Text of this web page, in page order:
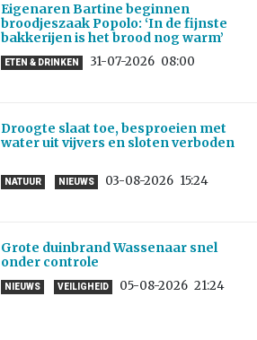
Eigenaren Bartine beginnen
broodjeszaak Popolo: ‘In de fijnste
bakkerijen is het brood nog warm’
ETEN & DRINKEN 31-07-2026 08:00
Droogte slaat toe, besproeien met
water uit vijvers en sloten verboden
NATUUR NIEUWS 03-08-2026 15:24
Grote duinbrand Wassenaar snel
onder controle
NIEUWS VEILIGHEID 05-08-2026 21:24